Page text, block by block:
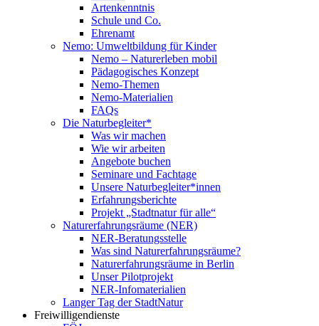
Artenkenntnis
Schule und Co.
Ehrenamt
Nemo: Umweltbildung für Kinder
Nemo – Naturerleben mobil
Pädagogisches Konzept
Nemo-Themen
Nemo-Materialien
FAQs
Die Naturbegleiter*
Was wir machen
Wie wir arbeiten
Angebote buchen
Seminare und Fachtage
Unsere Naturbegleiter*innen
Erfahrungsberichte
Projekt „Stadtnatur für alle“
Naturerfahrungsräume (NER)
NER-Beratungsstelle
Was sind Naturerfahrungsräume?
Naturerfahrungsräume in Berlin
Unser Pilotprojekt
NER-Infomaterialien
Langer Tag der StadtNatur
Freiwilligendienste